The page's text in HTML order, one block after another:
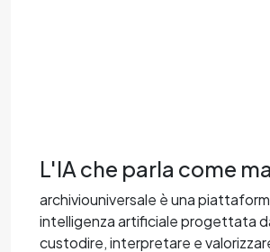
L'IA che parla come
archiviouniversale è una
intelligenza artificiale progettata
custodire, interpretare e